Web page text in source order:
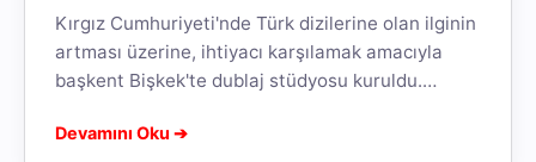
Kırgız Cumhuriyeti'nde Türk dizilerine olan ilginin
artması üzerine, ihtiyacı karşılamak amacıyla
başkent Bişkek'te dublaj stüdyosu kuruldu.
Kırgız Türkçesinde seslendirilmesi...
Devamını Oku ➔